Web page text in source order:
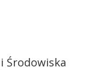
Środowiska